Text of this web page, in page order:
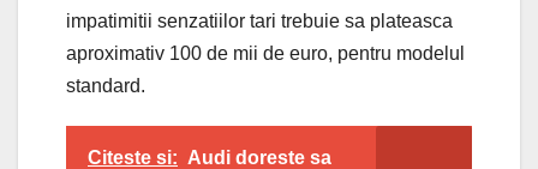
impatimitii senzatiilor tari trebuie sa plateasca
aproximativ 100 de mii de euro, pentru modelul
standard.
Citeste si: Audi doreste sa